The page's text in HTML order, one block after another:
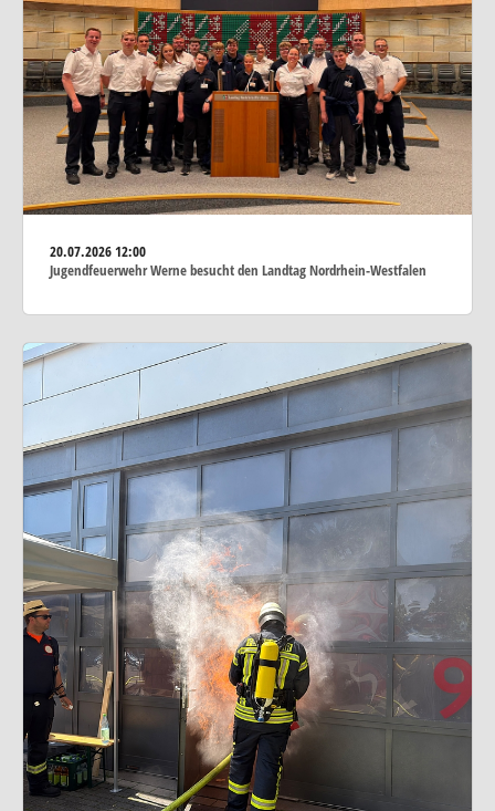
20.07.202612:00
Jugendfeuerwehr Werne besucht den Landtag Nordrhein-Westfalen